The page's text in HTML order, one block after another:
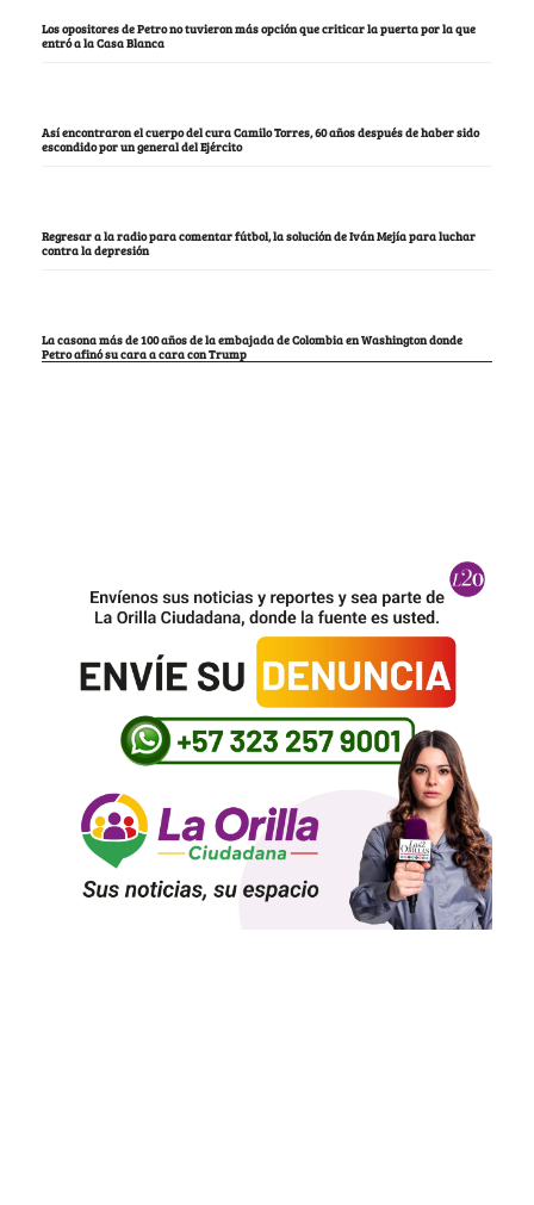
Los opositores de Petro no tuvieron más opción que criticar la puerta por la que
entró a la Casa Blanca
Así encontraron el cuerpo del cura Camilo Torres, 60 años después de haber sido
escondido por un general del Ejército
Regresar a la radio para comentar fútbol, la solución de Iván Mejía para luchar
contra la depresión
La casona más de 100 años de la embajada de Colombia en Washington donde
Petro afinó su cara a cara con Trump